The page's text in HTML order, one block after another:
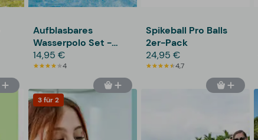
Aufblasbares
Wasserpolo Set -
Intex
14,95 €
4
Spikeball Pro Balls
2er-Pack
24,95 €
4,7
3 für 2